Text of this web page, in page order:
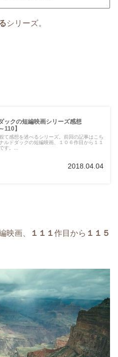
シリーズ。
ックの短編映画シリーズ感想
110】
て感想を述べるシリーズ。前回の記事はこち
ルドダックの短編映画、１０６作目から１１
す。...
2018.04.04
映画、 １１１作目から １１５